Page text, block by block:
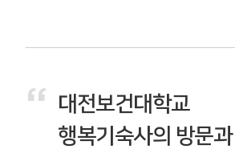
“
대전보건대학교
행복기숙사의 방문